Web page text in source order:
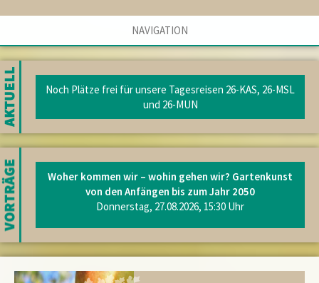
NAVIGATION
Noch Plätze frei für unsere Tagesreisen 26-KAS, 26-MSL
und 26-MUN
Woher kommen wir – wohin gehen wir? Gartenkunst
von den Anfängen bis zum Jahr 2050
Donnerstag, 27.08.2026, 15:30 Uhr